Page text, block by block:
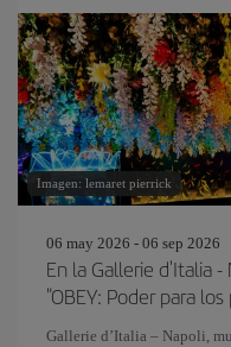
Imagen: lemaret pierrick
06 may 2026 - 06 sep 2026
En la Gallerie d'Italia
"OBEY: Poder para
Gallerie d’Italia – Napoli,